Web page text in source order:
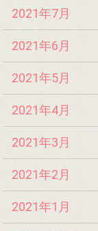
2021年7月
2021年6月
2021年5月
2021年4月
2021年3月
2021年2月
2021年1月